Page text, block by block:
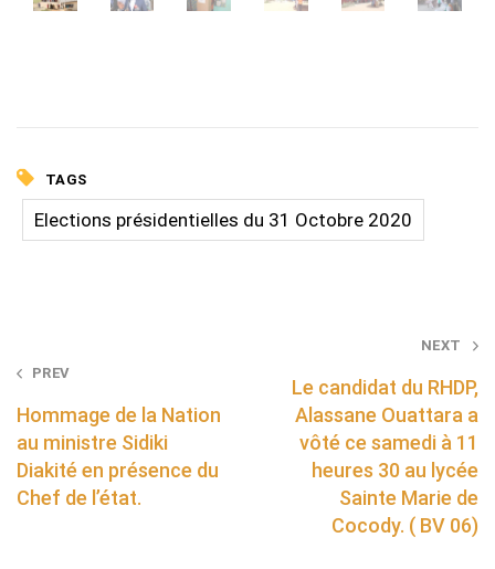
TAGS
Elections présidentielles du 31 Octobre 2020
navigation
PREV
Hommage de la Nation
au ministre Sidiki
Diakité en présence du
Chef de l’état.
NEXT
Le candidat du RHDP,
Alassane Ouattara a
vôté ce samedi à 11
heures 30 au lycée
Sainte Marie de
Cocody. ( BV 06)